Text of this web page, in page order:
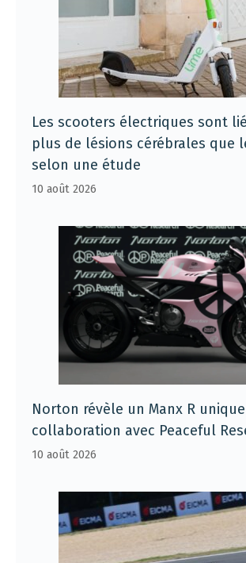
Les scooters électriques sont
plus de lésions cérébrales que
selon une étude
10 août 2026
Norton révèle un Manx R
collaboration avec Peaceful
10 août 2026